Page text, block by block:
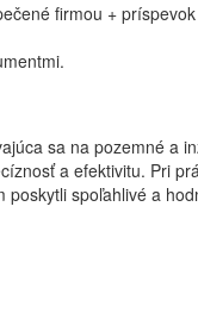
firmou +
sa na pozemné a
a efektivitu. Pri
spoľahlivé a